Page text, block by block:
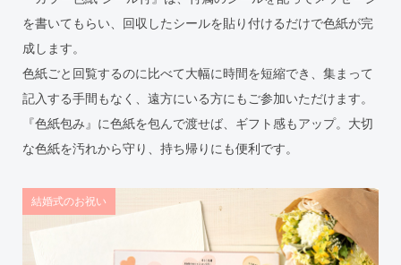
を書いてもらい、回収したシールを貼り付けるだけで色紙が完
成します。
色紙ごと回覧するのに比べて大幅に時間を短縮でき、集まって
記入する手間もなく、遠方にいる方にもご参加いただけます。
『色紙包み』に色紙を包んで渡せば、ギフト感もアップ。大切
な色紙を汚れから守り、持ち帰りにも便利です。
結婚式のお祝い